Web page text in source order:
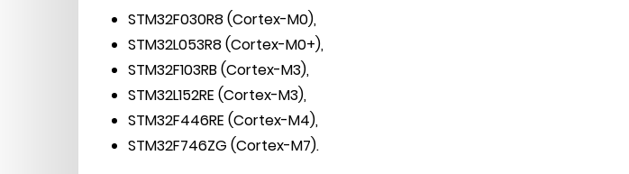
STM32F030R8 (Cortex-M0),
STM32L053R8 (Cortex-M0+),
STM32F103RB (Cortex-M3),
STM32L152RE (Cortex-M3),
STM32F446RE (Cortex-M4),
STM32F746ZG (Cortex-M7).